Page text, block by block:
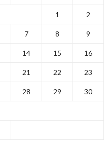
1 2
7 8 9
14 15 16
21 22 23
28 29 30